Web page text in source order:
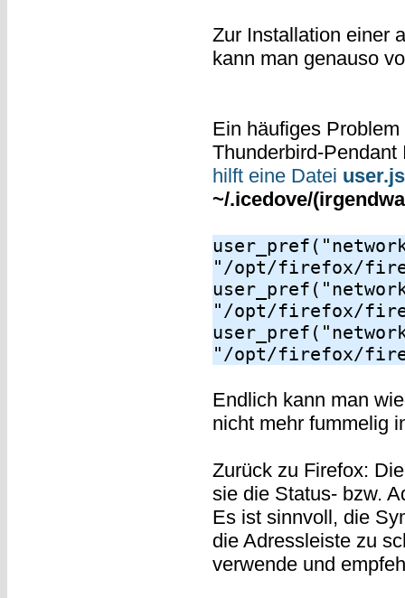
Zur Installation einer
kann man genauso
Ein häufiges
Thunderbird-
hilft eine Datei user.js
~/.icedove/
"/opt/firefox/
"/opt/firefox/
"/opt/firefox/
Endlich kann man
nicht mehr fummelig
Zurück zu Firefox:
sie die Status- bzw.
Es ist sinnvoll, die
die Adressleiste zu
verwende und